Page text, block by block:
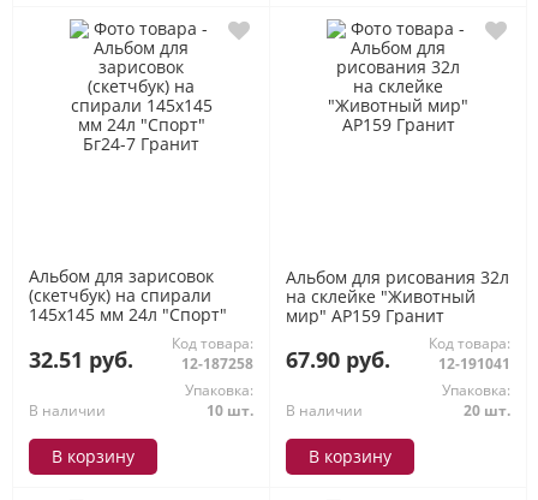
Альбом для зарисовок
(скетчбук) на спирали
145х145 мм 24л "Спорт"
32.51 руб.
Код товара:
12-187258
В наличии
Упаковка:
10 шт.
В корзину
Альбом для рисования 32л
на склейке "Животный
мир" АР159 Гранит
67.90 руб.
Код товара:
12-191041
В наличии
Упаковка:
20 шт.
В корзину